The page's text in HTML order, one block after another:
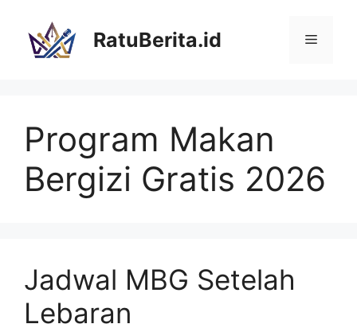
RatuBerita.id Menu
Program Makan
Bergizi Gratis 2026
Jadwal MBG Setelah
Lebaran